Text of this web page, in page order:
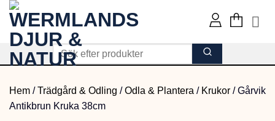
Skip
content
Hem /Trädgård & Odling /Odla & Plantera / Krukor /Gårvik
Antikbrun Kruka 38cm